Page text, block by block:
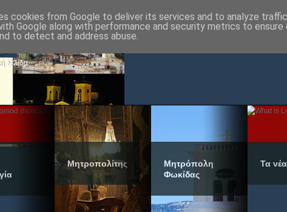
Σελίδα
Μητροπολίτης
Μητρόπολη
Φωκίδας
Τα
cookies from Google to deliver its services and to analyze
Google along with performance and security metrics to
to detect and address abuse.